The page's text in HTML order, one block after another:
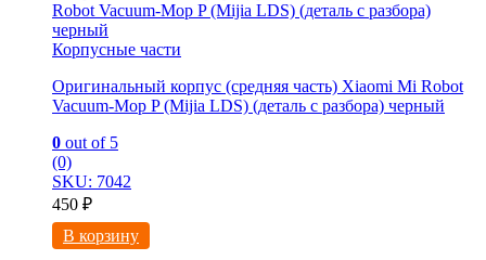
Корпусные части
Оригинальный корпус (средняя часть) Xiaomi Mi Robot
Vacuum-Mop P (Mijia LDS) (деталь с разбора) черный
0 out of 5
(0)
SKU: 7042
450 ₽
В корзину